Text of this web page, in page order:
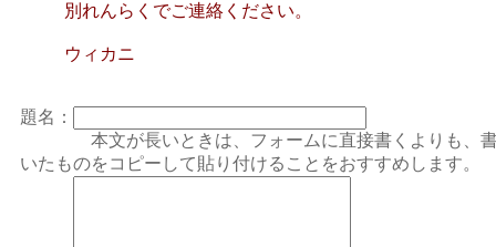
別れんらくでご連絡ください。
ウィカニ
題名：
本文が長いときは、フォームに直接書くよりも、
いたものをコピーして貼り付けることをおすすめします。